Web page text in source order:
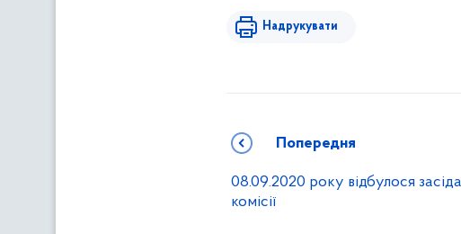
Надрукувати
Попередня
08.09.2020 року відбулося
комісії